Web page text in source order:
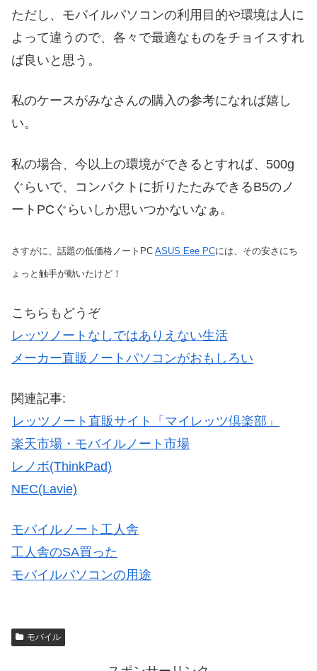
ただし、モバイルパソコンの利用目的や環境は人に
よって違うので、各々で最適なものをチョイスすれ
ば良いと思う。
私のケースがみなさんの購入の参考になれば嬉し
い。
私の場合、今以上の環境ができるとすれば、500g
ぐらいで、コンパクトに折りたたみできるB5のノ
ートPCぐらいしか思いつかないなぁ。
さすがに、話題の低価格ノートPC ASUS Eee PCには、その安さにち
ょっと触手が動いたけど！
こちらもどうぞ
レッツノートなしではありえない生活
メーカー直販ノートパソコンがおもしろい
関連記事:
レッツノート直販サイト「マイレッツ倶楽部」
楽天市場・モバイルノート市場
レノボ(ThinkPad)
NEC(Lavie)
モバイルノート工人舎
工人舎のSA買った
モバイルパソコンの用途
モバイル